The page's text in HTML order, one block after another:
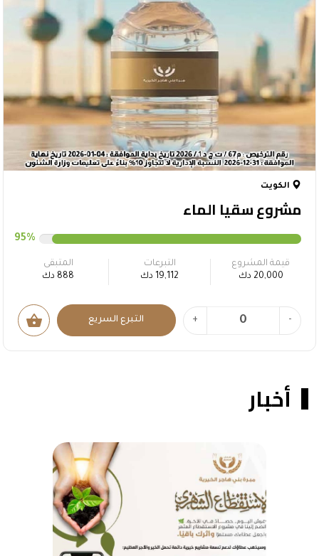
الكويت
مشروع سقيا الماء
95%
قيمة المشروع
20,000 دك
التبرعات
19,112 دك
المتبقى
888 دك
-
+ التبرع السريع shopping_basket
أخبار